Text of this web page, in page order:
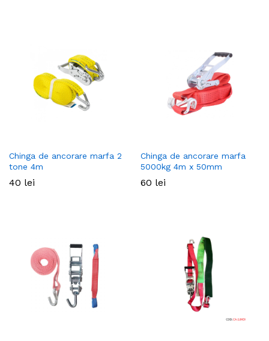
Chinga de ancorare marfa 2
tone 4m
40 lei
Chinga de ancorare marfa
5000kg 4m x 50mm
60 lei